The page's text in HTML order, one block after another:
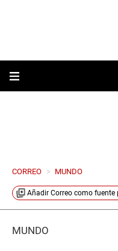
CORREO > MUNDO
Añadir Correo como fuente
MUNDO